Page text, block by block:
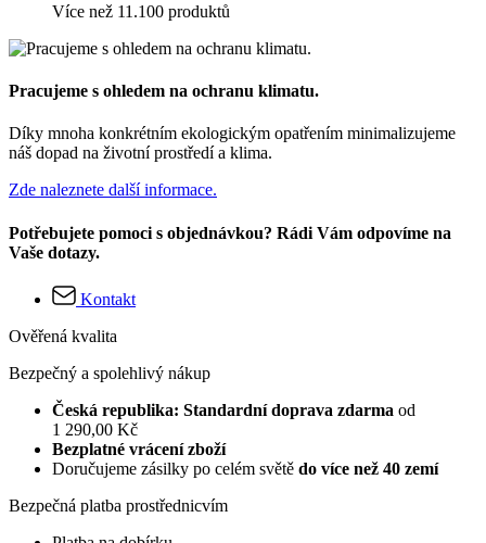
Více než 11.100 produktů
Pracujeme s ohledem na ochranu klimatu.
Díky mnoha konkrétním ekologickým opatřením minimalizujeme
náš dopad na životní prostředí a klima.
Zde naleznete další informace.
Potřebujete pomoci s objednávkou? Rádi Vám odpovíme na
Vaše dotazy.
Kontakt
Ověřená kvalita
Bezpečný a spolehlivý nákup
Česká republika: Standardní doprava zdarma od
1 290,00 Kč
Bezplatné vrácení zboží
Doručujeme zásilky po celém světě do více než 40 zemí
Bezpečná platba prostřednicvím